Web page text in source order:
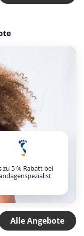
zu 5 % Rabatt bei
Alle Angebote